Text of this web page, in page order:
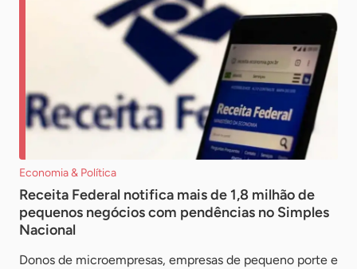
Economia & Política
Receita Federal notifica mais de 1,8 milhão de
pequenos negócios com pendências no Simples
Nacional
Donos de microempresas, empresas de pequeno porte e